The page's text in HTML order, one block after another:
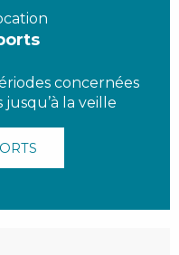
concernées
la veille